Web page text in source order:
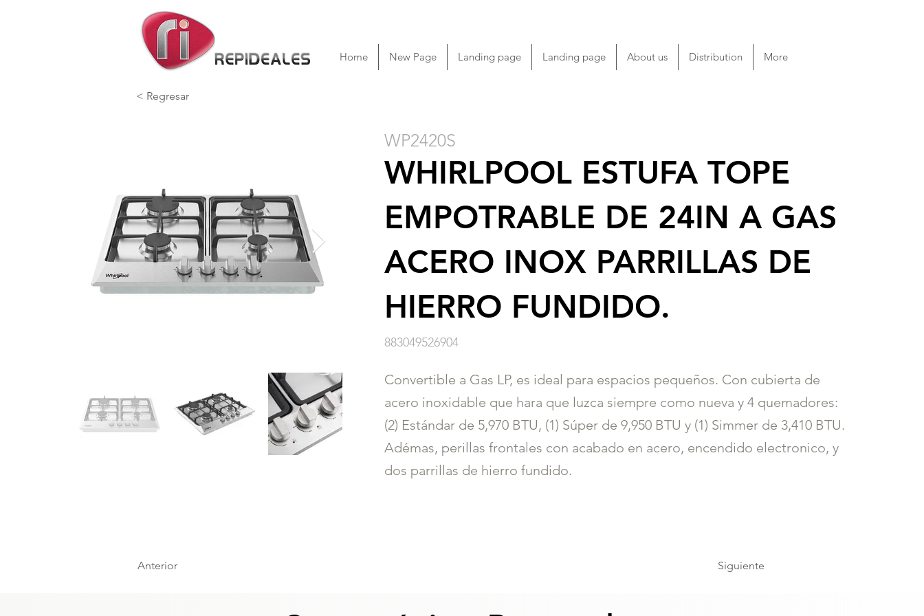
Home New Page Landing page Landing page About us Distribution More
< Regresar
WP2420S
WHIRLPOOL ESTUFA TOPE
EMPOTRABLE DE 24IN A GAS
ACERO INOX PARRILLAS DE
HIERRO FUNDIDO.
Convertible a Gas LP, es ideal para espacios pequeños. Con cubierta de
acero inoxidable que hara que luzca siempre como nueva y 4 quemadores:
(2) Estándar de 5,970 BTU, (1) Súper de 9,950 BTU y (1) Simmer de 3,410 BTU.
Adémas, perillas frontales con acabado en acero, encendido electronico, y
dos parrillas de hierro fundido.
883049526904
Anterior Siguiente